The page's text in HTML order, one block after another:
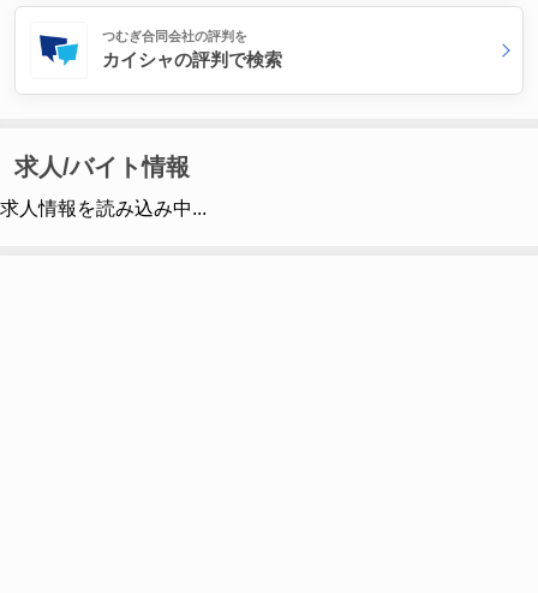
つむぎ合同会社の評判を
カイシャの評判で検索
求人/バイト情報
求人情報を読み込み中...